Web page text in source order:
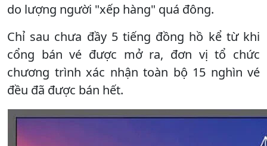
do lượng người "xếp hàng" quá đông.
Chỉ sau chưa đầy 5 tiếng đồng hồ kể từ khi
cổng bán vé được mở ra, đơn vị tổ chức
chương trình xác nhận toàn bộ 15 nghìn vé
đều đã được bán hết.